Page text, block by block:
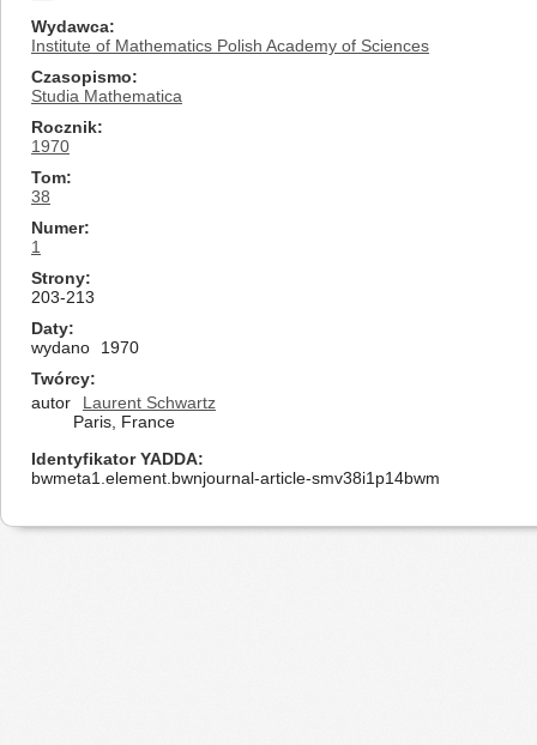
Wydawca
Institute of Mathematics Polish Academy of Sciences
Czasopismo
Studia Mathematica
Rocznik
1970
Tom
38
Numer
1
Strony
203-213
Daty
wydano
1970
Twórcy
autor
Laurent Schwartz
Paris, France
Identyfikator YADDA
bwmeta1.element.bwnjournal-article-smv38i1p14bwm